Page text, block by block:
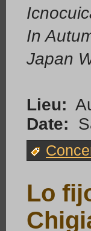
In
Japan
Lieu:
Date:
Lo